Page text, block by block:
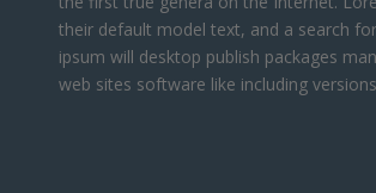
their default model text, and a search
ipsum will desktop publish packages
web sites software like including